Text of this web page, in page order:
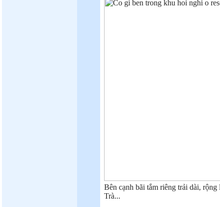
Bên cạnh bãi tắm riêng trải dài,
Trà...